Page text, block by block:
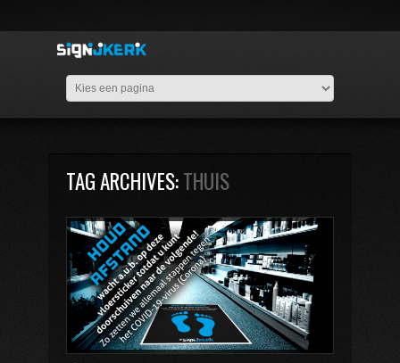
TAG ARCHIVES:THUIS